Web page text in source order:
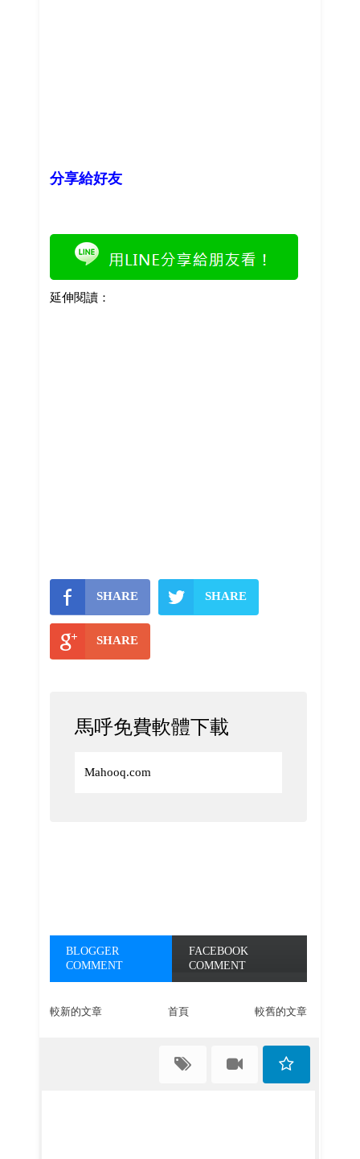
分享給好友
延伸閱讀：
SHARE SHARE
SHARE
馬呼免費軟體下載
Mahooq.com
BLOGGER
COMMENT
FACEBOOK
COMMENT
較新的文章 較舊的文章
首頁